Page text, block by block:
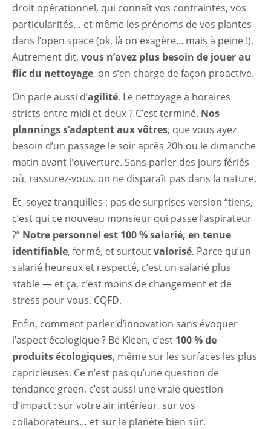
droit opérationnel, qui connaît vos contraintes, vos
particularités… et même les prénoms de vos plantes
dans l’open space (ok, là on exagère... mais à peine !).
Autrement dit, vous n’avez plus besoin de jouer au
flic du nettoyage, on s’en charge de façon proactive.
On parle aussi d’agilité. Le nettoyage à horaires
stricts entre midi et deux ? C’est terminé. Nos
plannings s’adaptent aux vôtres, que vous ayez
besoin d’un passage le soir après 20h ou le dimanche
matin avant l'ouverture. Sans parler des jours fériés
où, rassurez-vous, on ne disparaît pas dans la nature.
Et, soyez tranquilles : pas de surprises version “tiens,
c’est qui ce nouveau monsieur qui passe l’aspirateur
?” Notre personnel est 100 % salarié, en tenue
identifiable, formé, et surtoutvalorisé. Parce qu’un
salarié heureux et respecté, c’est un salarié plus
stable — et ça, c’est moins de changement et de
stress pour vous. CQFD.
Enfin, comment parler d’innovation sans évoquer
l’aspect écologique ? Be Kleen, c’est 100 % de
produits écologiques, même sur les surfaces les plus
capricieuses. Ce n’est pas qu’une question de
tendance green, c’est aussi une vraie question
d’impact : sur votre air intérieur, sur vos
collaborateurs… et sur la planète bien sûr.